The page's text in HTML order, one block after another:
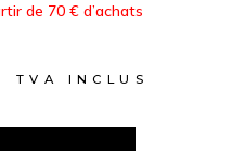
de 70 € d’achats
TVA INCLUS